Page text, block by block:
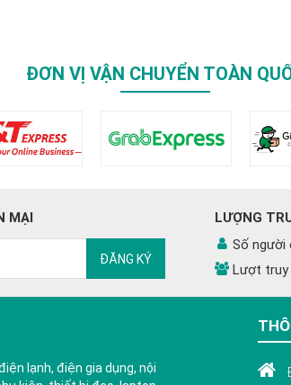
ĐƠN VỊ VẬN CHUYỂN TOÀN
MẠI
ĐĂNG KÝ
LƯỢNG
Số người
Lượt truy
lạnh, điện gia dụng, nội